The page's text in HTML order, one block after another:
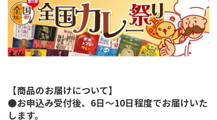
【商品のお届けについて】
●お申込み受付後、6日～10日程度でお届けいた
します。